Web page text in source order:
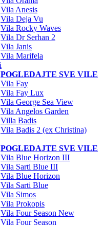
Vila Anesis
Vila Deja Vu
Vila Rocky Waves
Vila Dr Serhan 2
Vila Janis
Vila Marifela
POGLEDAJTE SVE VILE
Vila Fay
Vila Fay Lux
Vila George Sea View
Vila Angelos Garden
Villa Badis
Vila Badis 2 (ex Christina)
POGLEDAJTE SVE VILE
Vila Blue Horizon III
Vila Sarti Blue III
Vila Blue Horizon
Vila Sarti Blue
Vila Simos
Vila Prokopis
Vila Four Season New
Vila Four Season